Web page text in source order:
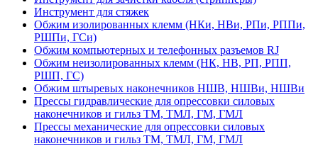
Инструмент для стяжек
Обжим изолированных клемм (НКи, НВи, РПи, РППи,
РШПи, ГСи)
Обжим компьютерных и телефонных разъемов RJ
Обжим неизолированных клемм (НК, НВ, РП, РПП,
РШП, ГС)
Обжим штыревых наконечников НШВ, НШВи, НШВи
Прессы гидравлические для опрессовки силовых
наконечников и гильз ТМ, ТМЛ, ГМ, ГМЛ
Прессы механические для опрессовки силовых
наконечников и гильз ТМ, ТМЛ, ГМ, ГМЛ